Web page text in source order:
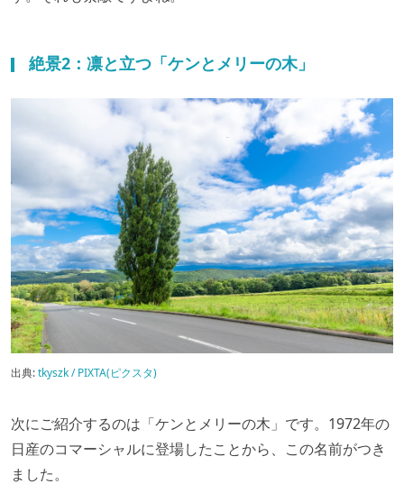
絶景2：凛と立つ「ケンとメリーの木」
出典:tkyszk / PIXTA(ピクスタ)
次にご紹介するのは「ケンとメリーの木」です。1972年の
日産のコマーシャルに登場したことから、この名前がつき
ました。